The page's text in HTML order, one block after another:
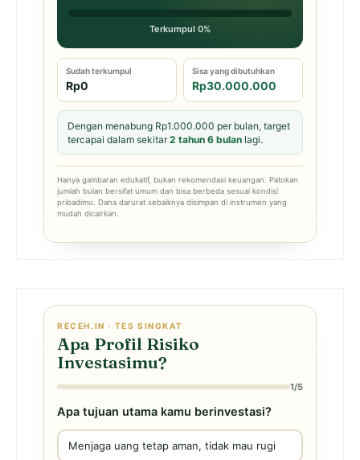
Terkumpul 0%
Sudah terkumpul
Rp0
Sisa yang dibutuhkan
Rp30.000.000
Dengan menabung Rp1.000.000 per bulan, target
tercapai dalam sekitar2 tahun 6 bulan lagi.
Hanya gambaran edukatif, bukan rekomendasi keuangan. Patokan
jumlah bulan bersifat umum dan bisa berbeda sesuai kondisi
pribadimu. Dana darurat sebaiknya disimpan di instrumen yang
mudah dicairkan.
RECEH.IN · TES SINGKAT
Apa Profil Risiko
Investasimu?
1/5
Apa tujuan utama kamu berinvestasi?
Menjaga uang tetap aman, tidak mau rugi